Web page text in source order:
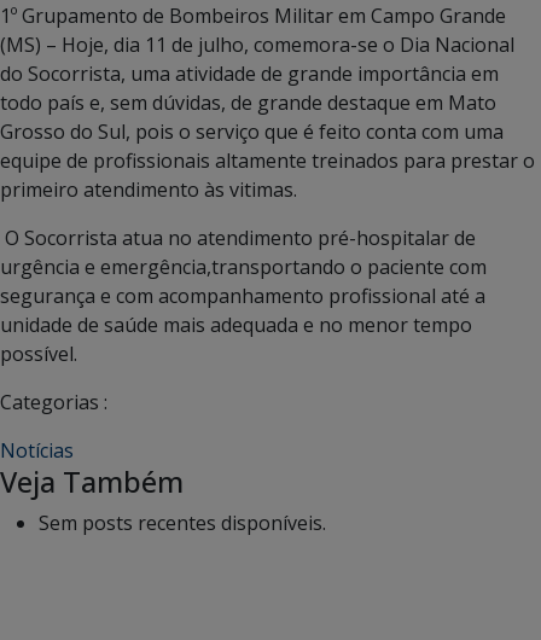
1º Grupamento de Bombeiros Militar em Campo Grande
(MS) – Hoje, dia 11 de julho, comemora-se o Dia Nacional
do Socorrista, uma atividade de grande importância em
todo país e, sem dúvidas, de grande destaque em Mato
Grosso do Sul, pois o serviço que é feito conta com uma
equipe de profissionais altamente treinados para prestar o
primeiro atendimento às vitimas.
O Socorrista atua no atendimento pré-hospitalar de
urgência e emergência,transportando o paciente com
segurança e com acompanhamento profissional até a
unidade de saúde mais adequada e no menor tempo
possível.
Categorias :
Notícias
Veja Também
Sem posts recentes disponíveis.